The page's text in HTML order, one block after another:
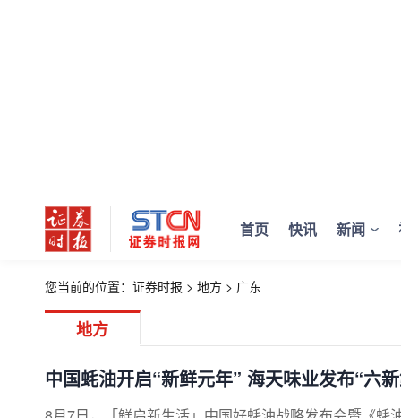
首页 快讯 新闻
您当前的位置： 证券时报 > 地方 > 广东
地方
中国蚝油开启“新鲜元年” 海天味业发布“六